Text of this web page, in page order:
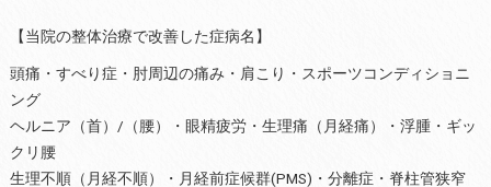
【当院の整体治療で改善した症病名】
頭痛・すべり症・肘周辺の痛み・肩こり・スポーツコンディショニ
ング
ヘルニア（首）/（腰）・眼精疲労・生理痛（月経痛）・浮腫・ギッ
クリ腰
生理不順（月経不順）・月経前症候群(PMS)・分離症・脊柱管狭窄